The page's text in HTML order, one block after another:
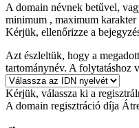
A domain névnek betűvel,
minimum , maximum karakter
Kérjük, ellenőrizze a
Azt észleltük, hogy a
tartománynév. A folytatáshoz
Kérjük, válassza ki a
A domain regisztráció díja